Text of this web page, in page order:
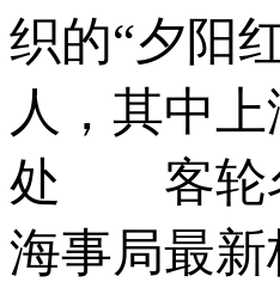
织的“夕阳
人，其中
处 客轮名
海事局最